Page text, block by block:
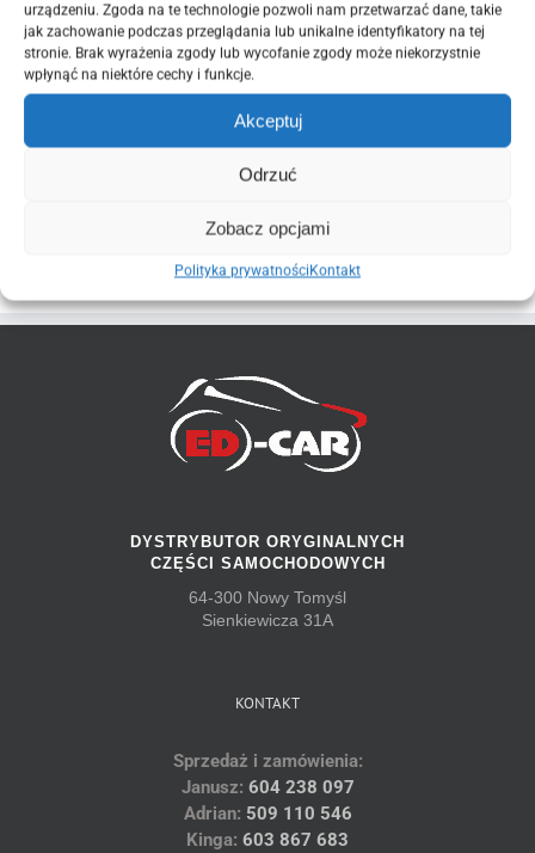
urządzeniu. Zgoda na te technologie pozwoli nam przetwarzać dane, takie
jak zachowanie podczas przeglądania lub unikalne identyfikatory na tej
stronie. Brak wyrażenia zgody lub wycofanie zgody może niekorzystnie
wpłynąć na niektóre cechy i funkcje.
Akceptuj
Odrzuć
Zobacz opcjami
Polityka prywatnościKontakt
Część jest używana oryginalna w dobrym stanie
Podana cena dotyczy 1 samego wentylatora bez
silniczka o różnych oznaczeniach
ZOBACZ NOWE I ORYGINALNE CZĘŚCI JAKIE
POSIADAMY DO PONIŻSZEGO MODELU AUTA
Nissan 350Z
DYSTRYBUTOR ORYGINALNYCH
CZĘŚCI SAMOCHODOWYCH
64-300 Nowy Tomyśl
Sienkiewicza 31A
KONTAKT
Sprzedaż i zamówienia:
Janusz: 604 238 097
Adrian: 509 110 546
Kinga: 603 867 683